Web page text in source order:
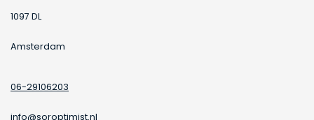
1097 DL
Amsterdam
06-29106203
info@soroptimist.nl